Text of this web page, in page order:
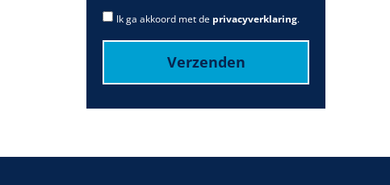
Ik ga akkoord met de privacyverklaring.
Verzenden